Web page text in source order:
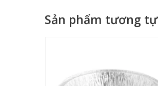
Sản phẩm tương tự